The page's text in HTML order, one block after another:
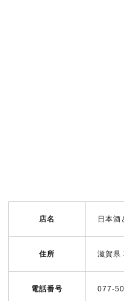
店名 日本酒
住所 滋賀
電話番号 077-